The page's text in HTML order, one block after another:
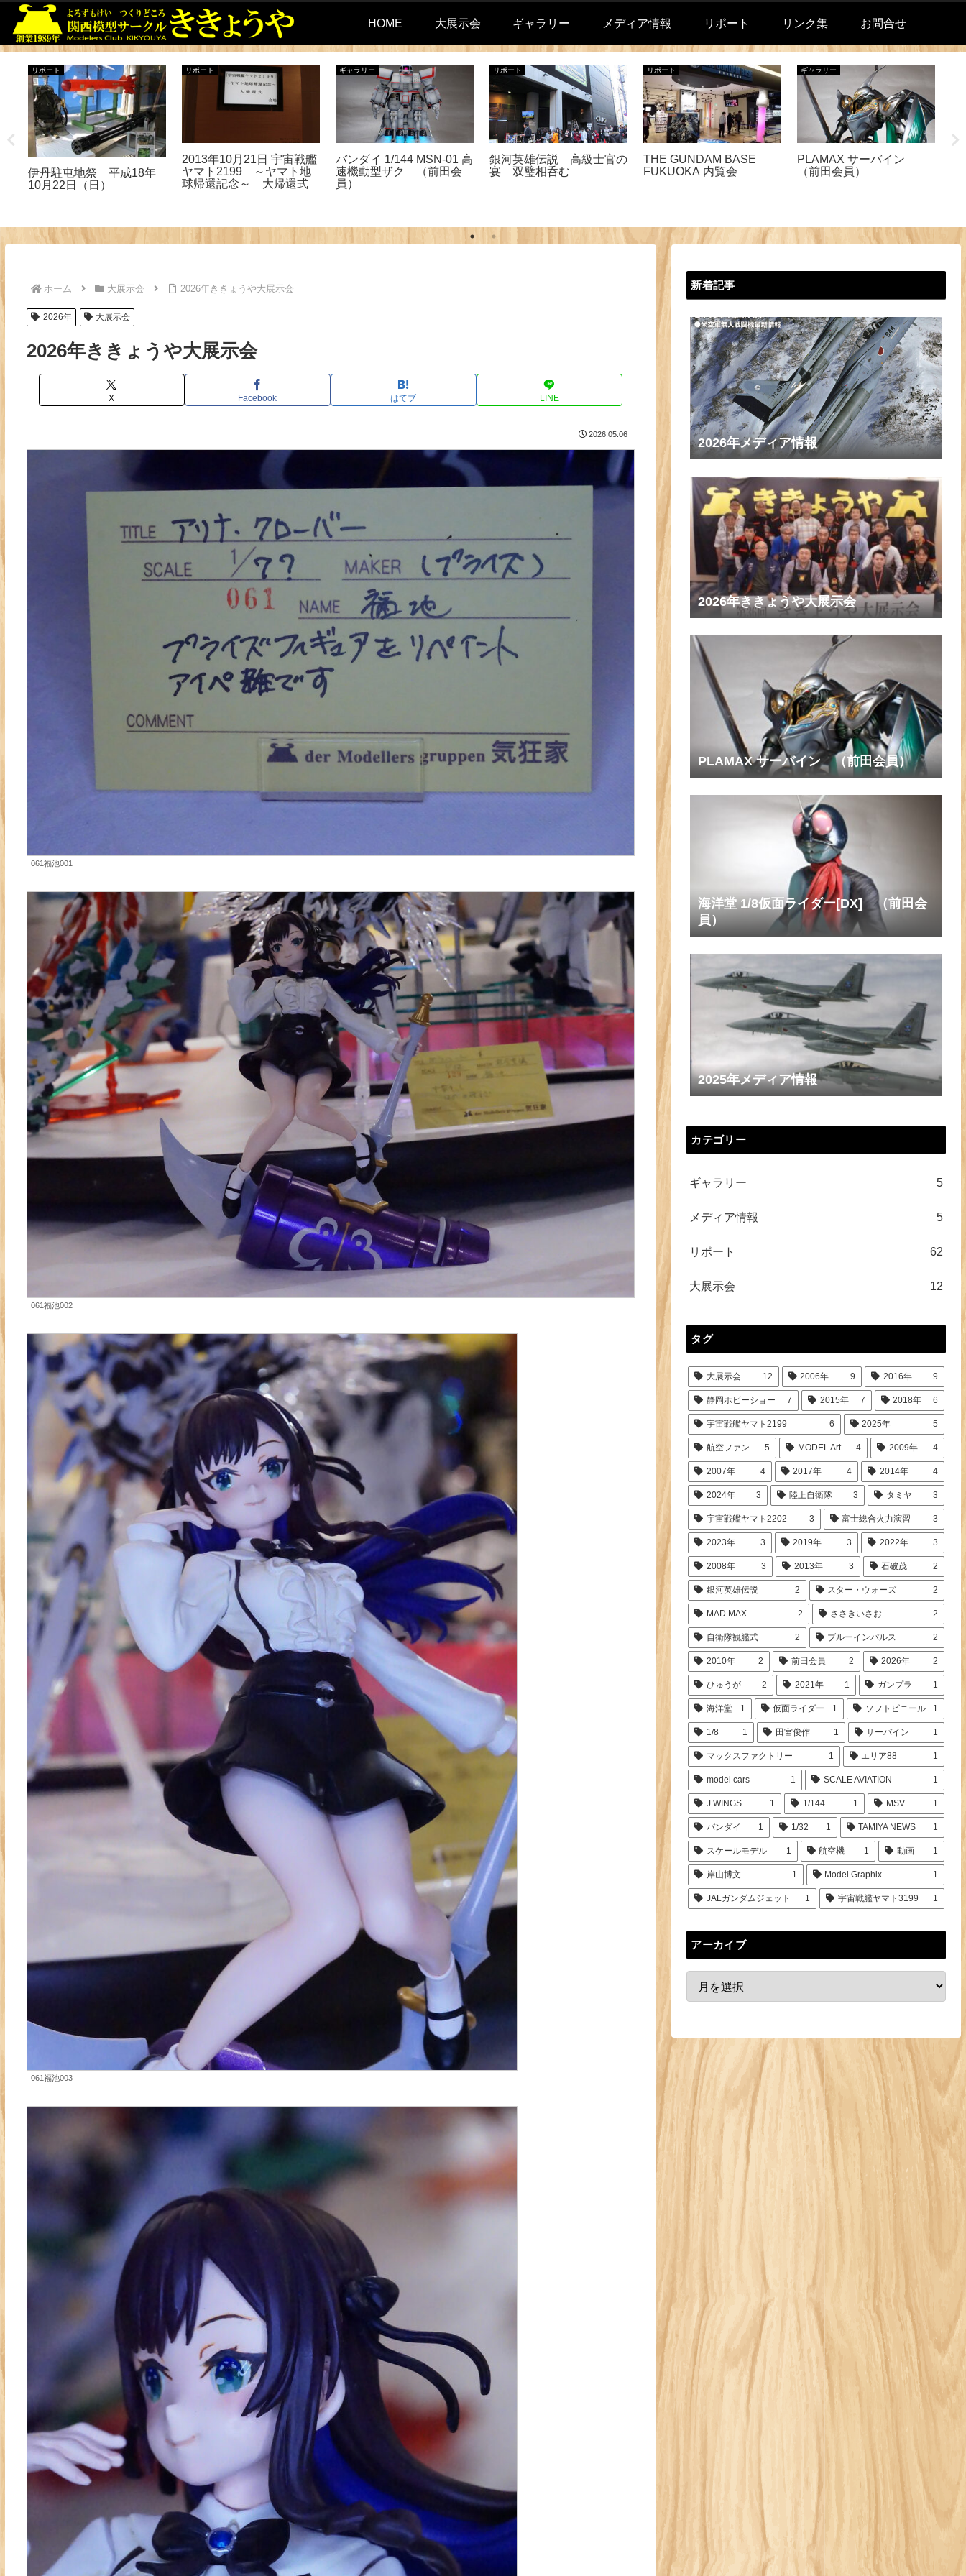
HOME 大展示会 ギャラリー メディア情報 リポート リンク集 お問合せ
リポート
伊丹駐屯地祭 平成18年
10月22日（日）
リポート
2013年10月21日 宇宙戦艦
ヤマト2199 ～ヤマト地
球帰還記念～ 大帰還式
ギャラリー
バンダイ 1/144 MSN-01 高
速機動型ザク （前田会
員）
リポート
銀河英雄伝説 高級士官の
宴 双璧相呑む
リポート
THE GUNDAM BASE
FUKUOKA 内覧会
ギャラリー
PLAMAX サーバイン
（前田会員）
ホーム 大展示会 2026年ききょうや大展示会
2026年 大展示会
2026年ききょうや大展示会
X Facebook はてブ LINE
2026.05.06
061福池001
061福池002
061福池003
新着記事
2026年メディア情報
2026年ききょうや大展示会
PLAMAX サーバイン （前田会員）
海洋堂 1/8仮面ライダー[DX] （前田会
員）
2025年メディア情報
カテゴリー
ギャラリー 5
メディア情報 5
リポート 62
大展示会 12
タグ
大展示会 12 2006年 9 2016年 9
静岡ホビーショー 7 2015年 7 2018年 6
宇宙戦艦ヤマト2199 6 2025年 5
航空ファン 5 MODEL Art 4 2009年 4
2007年 4 2017年 4 2014年 4
2024年 3 陸上自衛隊 3 タミヤ 3
宇宙戦艦ヤマト2202 3 富士総合火力演習 3
2023年 3 2019年 3 2022年 3
2008年 3 2013年 3 石破茂 2
銀河英雄伝説 2 スター・ウォーズ 2
MAD MAX 2 ささきいさお 2
自衛隊観艦式 2 ブルーインパルス 2
2010年 2 前田会員 2 2026年 2
ひゅうが 2 2021年 1 ガンプラ 1
海洋堂 1 仮面ライダー 1 ソフトビニール 1
1/8 1 田宮俊作 1 サーバイン 1
マックスファクトリー 1 エリア88 1
model cars 1 SCALE AVIATION 1
J WINGS 1 1/144 1 MSV 1
バンダイ 1 1/32 1 TAMIYA NEWS 1
スケールモデル 1 航空機 1 動画 1
岸山博文 1 Model Graphix 1
JALガンダムジェット 1 宇宙戦艦ヤマト3199 1
アーカイブ